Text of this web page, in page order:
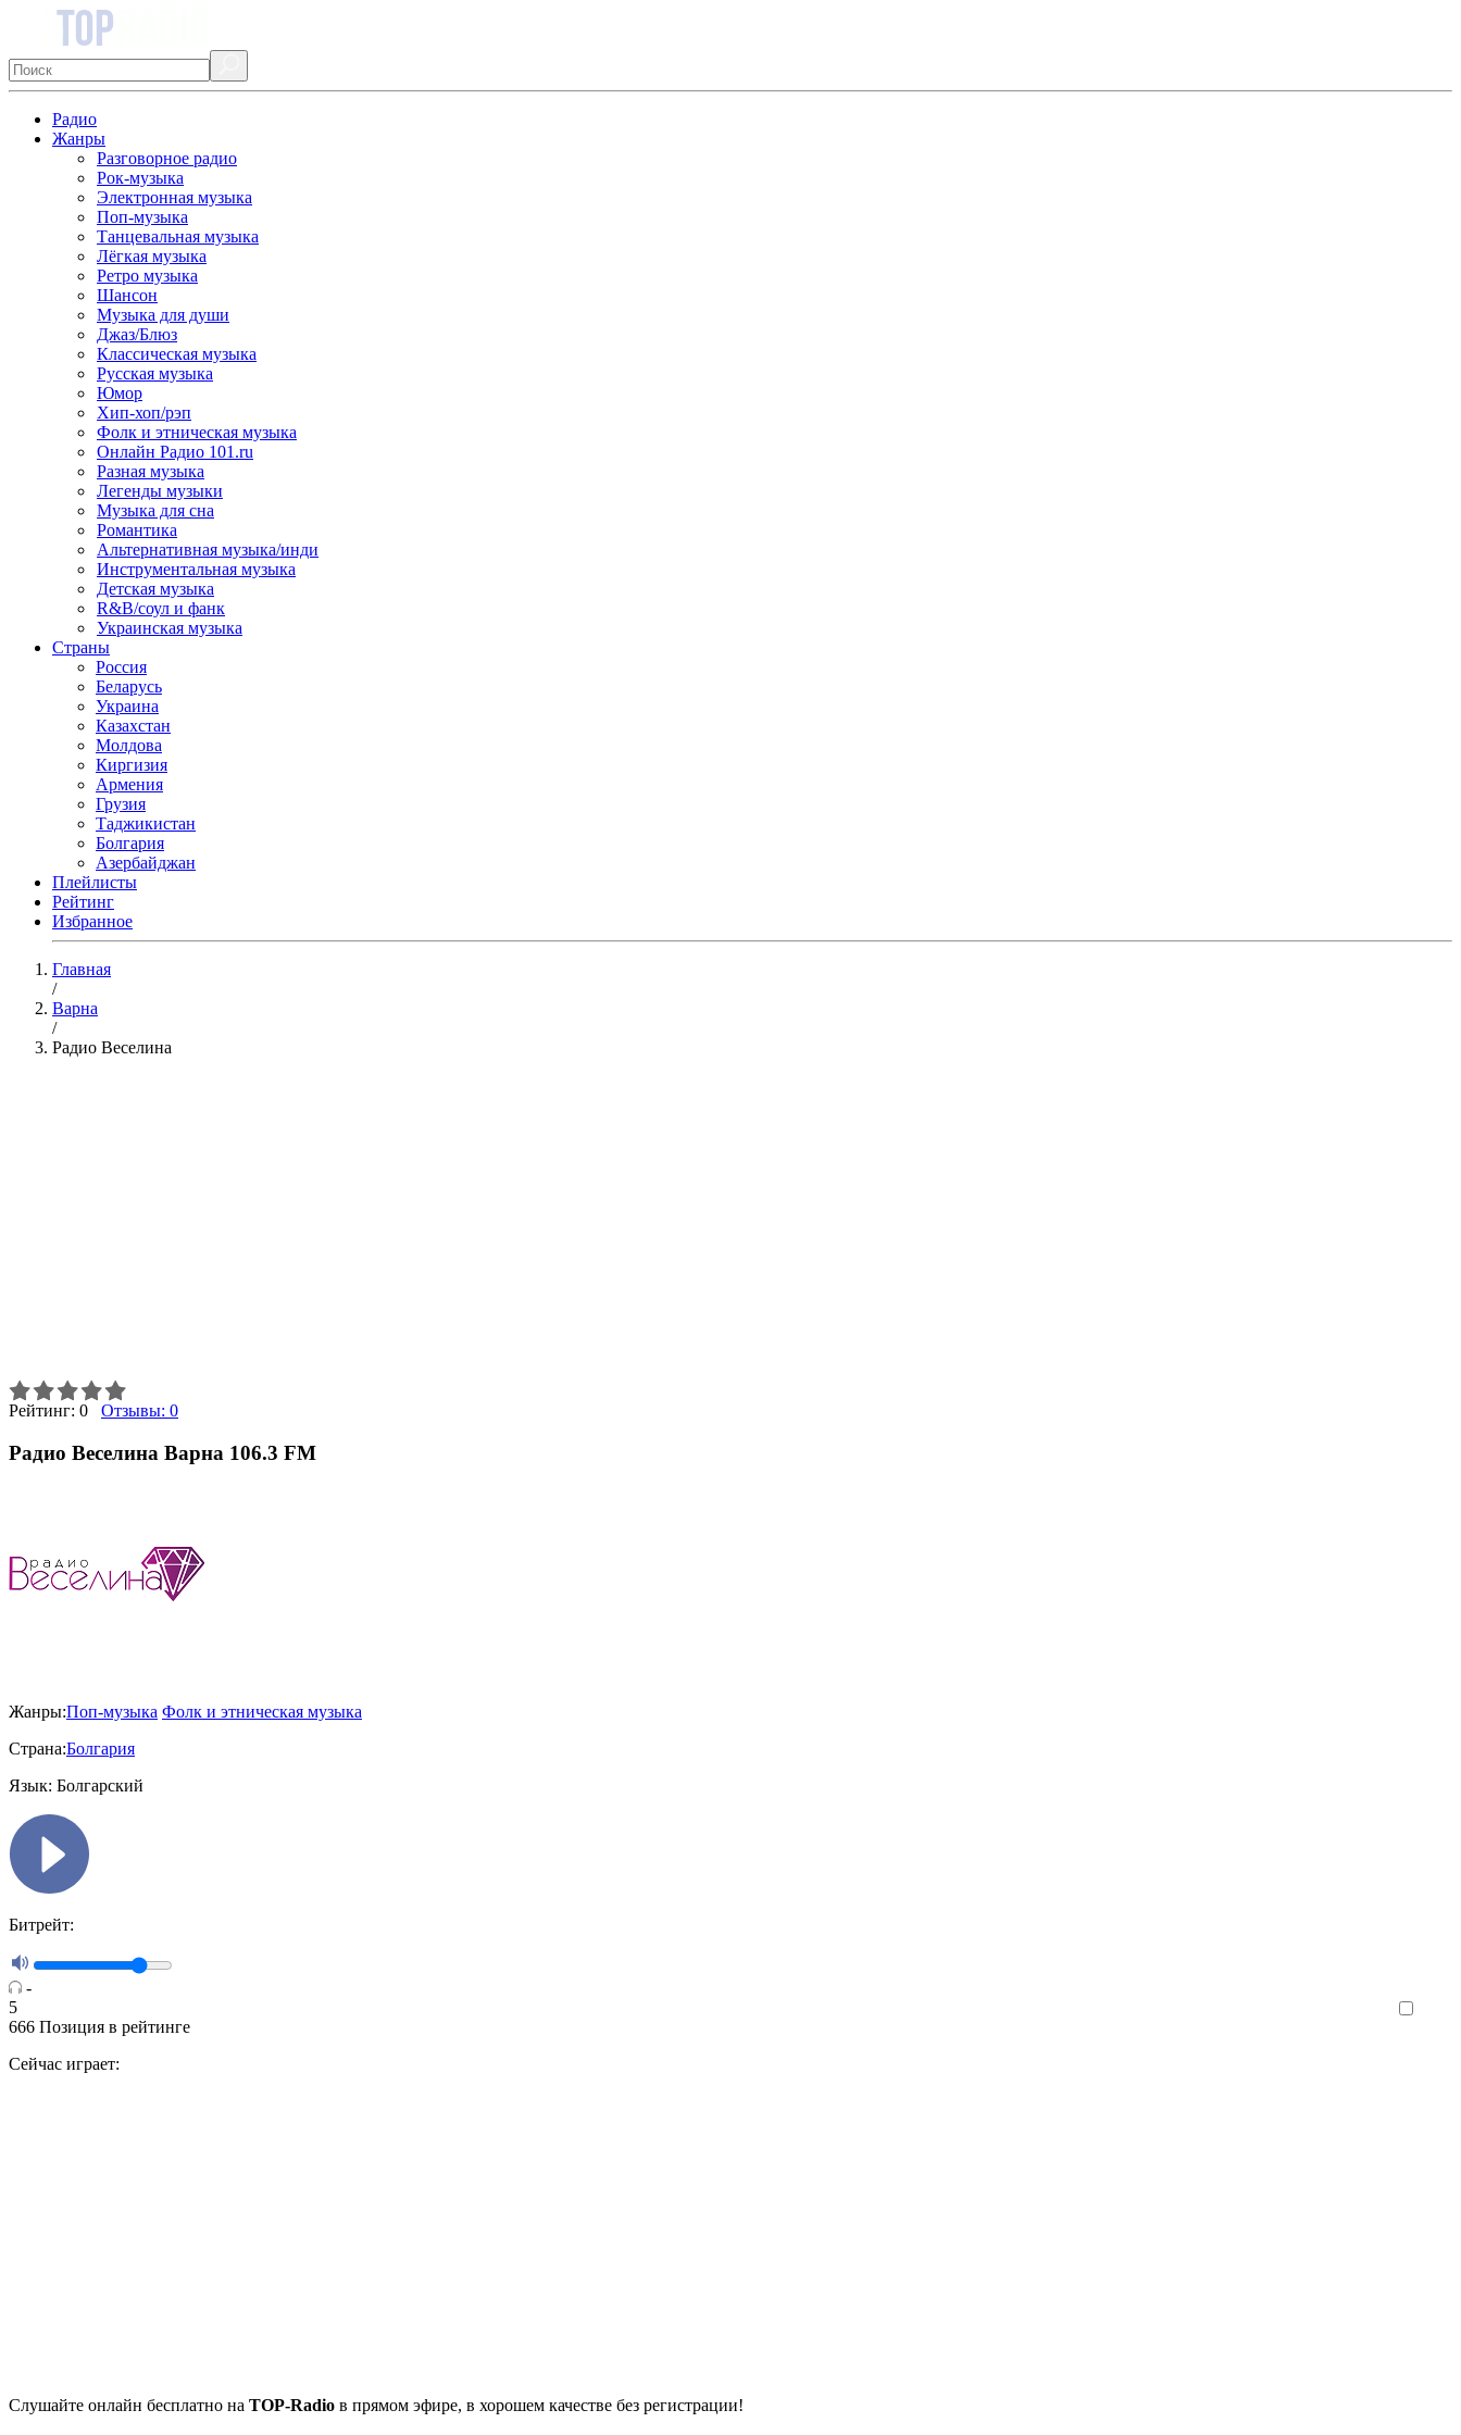
Радио
Жанры
Разговорное радио
Рок-музыка
Электронная музыка
Поп-музыка
Танцевальная музыка
Лёгкая музыка
Ретро музыка
Шансон
Музыка для души
Джаз/Блюз
Классическая музыка
Русская музыка
Юмор
Хип-хоп/рэп
Фолк и этническая музыка
Онлайн Радио 101.ru
Разная музыка
Легенды музыки
Музыка для сна
Романтика
Альтернативная музыка/инди
Инструментальная музыка
Детская музыка
R&B/cоул и фанк
Украинская музыка
Страны
Россия
Беларусь
Украина
Казахстан
Молдова
Киргизия
Армения
Грузия
Таджикистан
Болгария
Азербайджан
Плейлисты
Рейтинг
Избранное
Главная
/
Варна
/
Радио Веселина
Рейтинг: 0 Отзывы: 0
Радио Веселина Варна 106.3 FM
Жанры:Поп-музыка Фолк и этническая музыка
Страна:Болгария
Язык: Болгарский
Битрейт:
-
5
666 Позиция в рейтинге
Сейчас играет:
Cлушайте онлайн бесплатно на TOP-Radio в прямом эфире, в хорошем качестве без регистрации!